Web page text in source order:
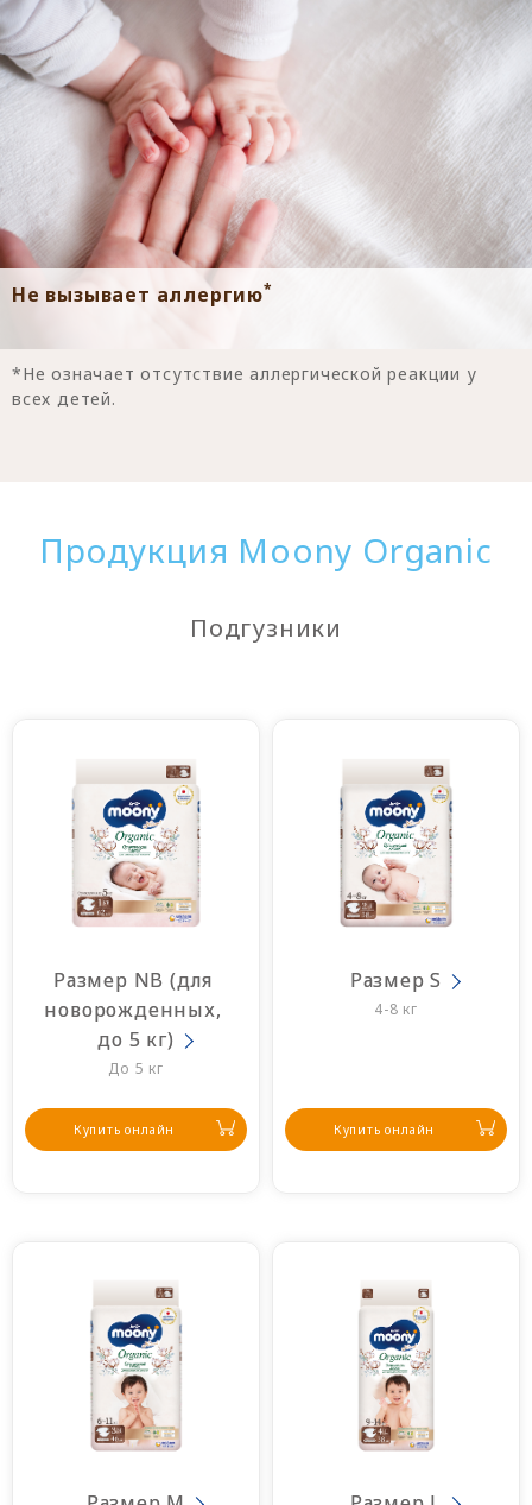
Не вызывает аллергию*
*Не означает отсутствие аллергической реакции у
всех детей.
Продукция Moony Organic
Подгузники
Размер NB (для
новорожденных,
до 5 кг)
До 5 кг
Купить онлайн
Размер S
4-8 кг
Купить онлайн